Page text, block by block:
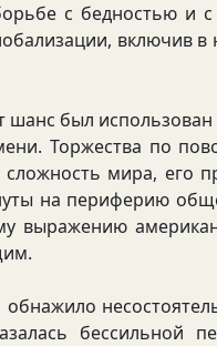
с бедностью и с
включив
был использован
Торжества по
сложность мира, его
на периферию
выражению
бессильной